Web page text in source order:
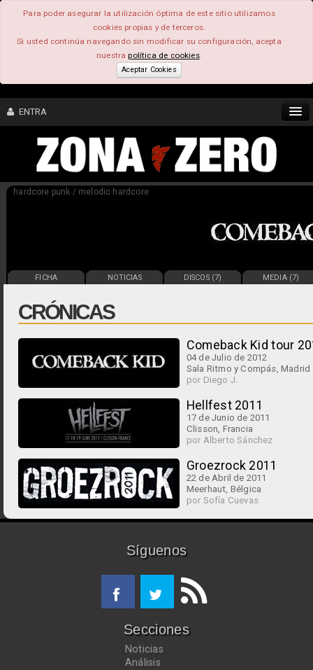
Para poder asegurar la utilización óptima de este sitio utilizamos
cookies propias y de terceros.
Si usted continúa navegando sin modificar su configuración, acepta
nuestrapolítica de cookies.
Aceptar Cookies
ENTRA
CONTENIDO
hardcore punk / melodic hardcore
FICHA NOTICIAS DISCOS (7) MEDIA (7)
CRÓNICAS
Comeback Kid tour
04 de Julio de 2012
Sala Ritmo y Compás, Madrid
por Diego J.
Hellfest 2011
17 de Junio de 2011
Clisson, Francia
por Alberto Sánchez
Groezrock 2011
22 de Abril de 2011
Meerhaut, Bélgica
por Sofía Cuevas
Síguenos
Secciones
Noticias
Análisis